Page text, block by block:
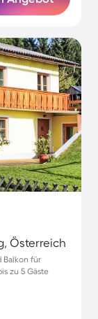
Österreich
Balkon für
zu 5 Gäste